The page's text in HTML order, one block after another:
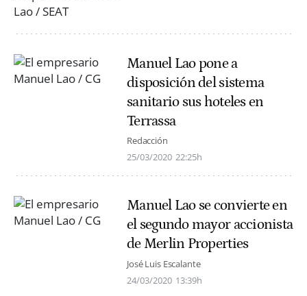
Manuel Lao pone a
disposición del sistema
sanitario sus hoteles en
Terrassa
Redacción
25/03/2020 22:25h
Manuel Lao se convierte en
el segundo mayor accionista
de Merlin Properties
José Luis Escalante
24/03/2020 13:39h